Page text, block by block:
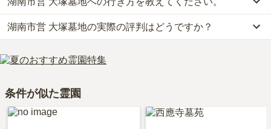
湖南市営 大塚墓地の現在の販売価格については現在調査中です。
お墓は、価格が高いものがよい、安いものが悪い、という訳ではあ
りません。大切なのは、ご家族が心から納得し、安心してお参りで
きる場所を選ぶことです。
公共交通機関の場合、湖南市バスに乗車、「石部南口バス停」下車
徒歩約1分です。
車の場合、名神高速道路「栗東インター」から車で約14分です。
詳しいルートや地図は、本ページの「地図・交通アクセス」欄をご
湖南市営 大塚墓地の実際の評判はどうですか？
湖南市営 大塚墓地の口コミはまだ投稿されておりません。
口コミはあくまで一つの目安です。資料請求や現地見学を通して、
条件が似た霊園